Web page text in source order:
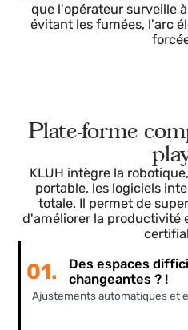
évitant les fumées, l'arc
Plate-forme
KLUH intègre la
portable, les logiciels